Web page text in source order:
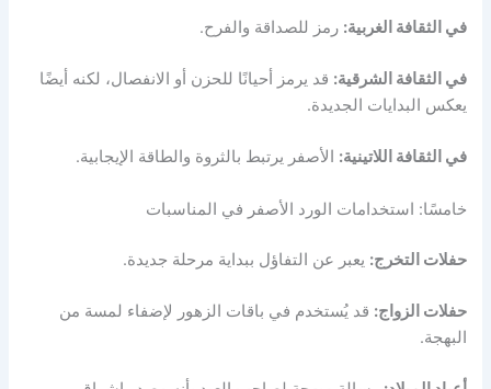
في الثقافة الغربية: رمز للصداقة والفرح.
في الثقافة الشرقية: قد يرمز أحيانًا للحزن أو الانفصال، لكنه أيضًا
يعكس البدايات الجديدة.
في الثقافة اللاتينية: الأصفر يرتبط بالثروة والطاقة الإيجابية.
خامسًا: استخدامات الورد الأصفر في المناسبات
حفلات التخرج: يعبر عن التفاؤل ببداية مرحلة جديدة.
حفلات الزواج: قد يُستخدم في باقات الزهور لإضفاء لمسة من
البهجة.